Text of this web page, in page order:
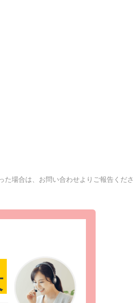
場合は、お問い合わせよりご報告くださ